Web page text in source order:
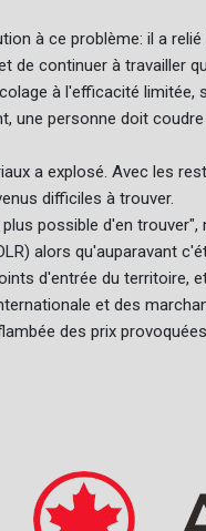
à ce problème: il a
de continuer à travailler
à l'efficacité limitée,
une personne doit
a explosé. Avec les
difficiles à trouver.
possible d'en
alors qu'auparavant
d'entrée du territoire,
et des
des prix